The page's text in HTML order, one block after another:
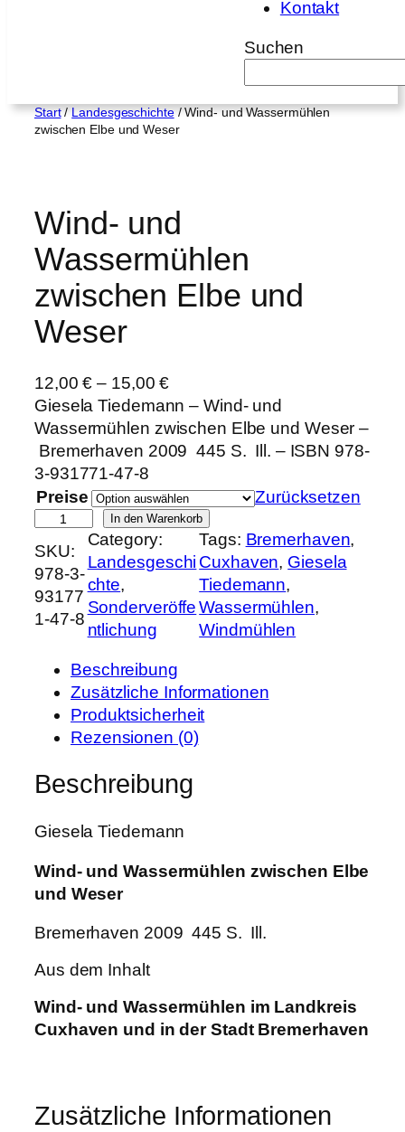
Kontakt
Suchen
Start/Landesgeschichte/ Wind- und Wassermühlen
zwischen Elbe und Weser
Wind- und
Wassermühlen
zwischen Elbe und
Weser
12,00€ – 15,00€
Giesela Tiedemann – Wind- und
Wassermühlen zwischen Elbe und Weser –
Bremerhaven 2009 445 S. Ill. – ISBN 978-
3-931771-47-8
Preise
Zurücksetzen
i
n
d
-
e
m
h
l
e
z
i
s
e
In den Warenkorb
SKU:
978-3-
93177
1-47-8
Category:
Landesgeschi
chte
Sonderveröffe
ntlichung
Tags: Bremerhaven
Cuxhaven, Giesela
Tiedemann
Wassermühlen
Windmühlen
Beschreibung
Zusätzliche Informationen
Produktsicherheit
Rezensionen (0)
Beschreibung
Giesela Tiedemann
Wind- und Wassermühlen zwischen Elbe
und Weser
Bremerhaven 2009 445 S. Ill.
Aus dem Inhalt
Wind- und Wassermühlen im Landkreis
Cuxhaven und in der Stadt Bremerhaven
Zusätzliche Informationen